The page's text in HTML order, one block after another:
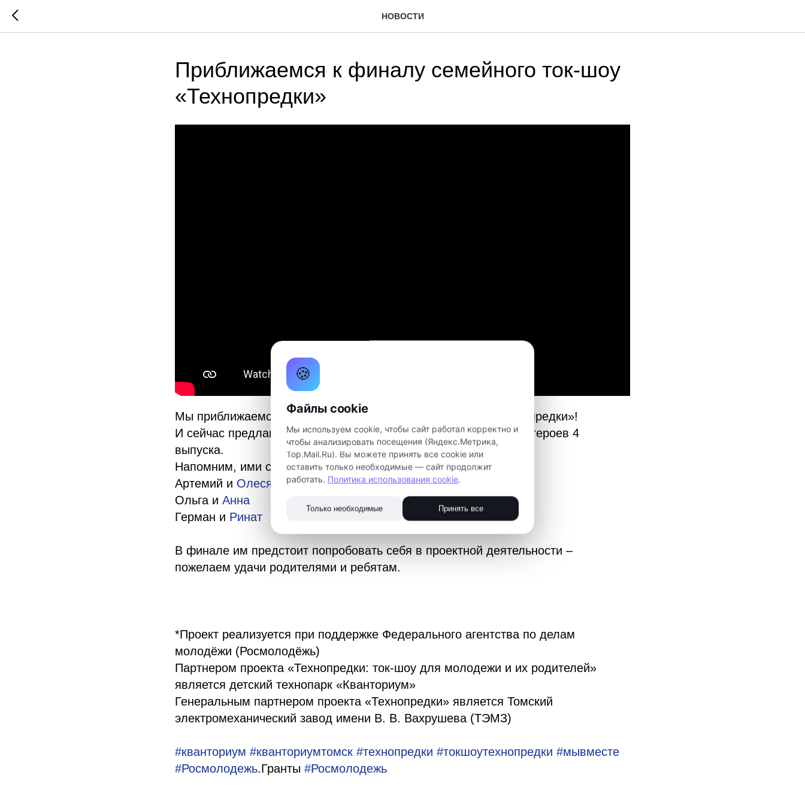
НОВОСТИ
Приближаемся к финалу семейного ток-шоу
«Технопредки»
Мы приближаемся к финалу нашего семейного ток-шоу «Технопредки»!
И сейчас предлагаем посмотреть визитки наших финалистов – героев 4
выпуска.
Напомним, ими стали:
Артемий и Олеся
Ольга и Анна
Герман и Ринат
В финале им предстоит попробовать себя в проектной деятельности –
пожелаем удачи родителями и ребятам.
*Проект реализуется при поддержке Федерального агентства по делам
молодёжи (Росмолодёжь)
Партнером проекта «Технопредки: ток-шоу для молодежи и их родителей»
является детский технопарк «Кванториум»
Генеральным партнером проекта «Технопредки» является Томский
электромеханический завод имени В. В. Вахрушева (ТЭМЗ)
#кванториум #кванториумтомск #технопредки #токшоутехнопредки #мывместе
#Росмолодежь.Гранты #Росмолодежь
🍪
Файлы cookie
Мы используем cookie, чтобы сайт работал корректно и
чтобы анализировать посещения (Яндекс.Метрика,
Top.Mail.Ru). Вы можете принять все cookie или
оставить только необходимые — сайт продолжит
работать. Политика использования cookie.
Только необходимые Принять все